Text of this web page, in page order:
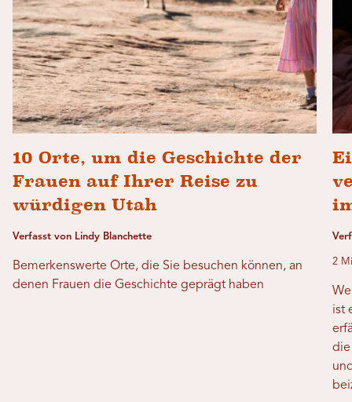
10 Orte, um die Geschichte der
Frauen auf Ihrer Reise zu
würdigen Utah
Verfasst von Lindy Blanchette
Bemerkenswerte Orte, die Sie besuchen können, an
denen Frauen die Geschichte geprägt haben
2
ist
die